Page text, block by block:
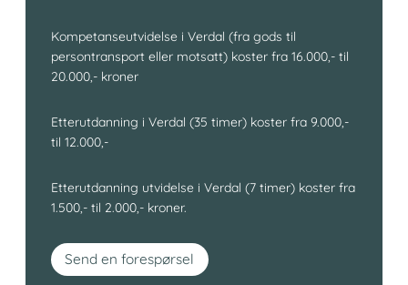
Kompetanseutvidelse i Verdal (fra gods til
persontransport eller motsatt) koster fra 16.000,- til
20.000,- kroner
Etterutdanning i Verdal (35 timer) koster fra 9.000,-
til 12.000,-
Etterutdanning utvidelse i Verdal (7 timer) koster fra
1.500,- til 2.000,- kroner.
Send en forespørsel